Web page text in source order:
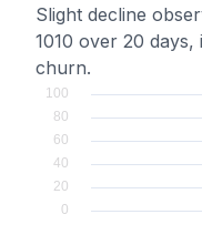
Slight decline
1010 over 20
churn.